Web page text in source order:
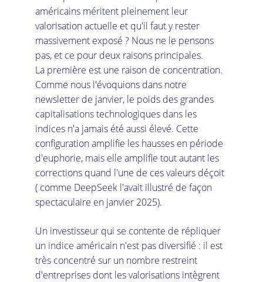
américains méritent pleinement leur
valorisation actuelle et qu'il faut y rester
massivement exposé ? Nous ne le pensons
pas, et ce pour deux raisons principales.
La première est une raison de concentration.
Comme nous l'évoquions dans notre
newsletter de janvier, le poids des grandes
capitalisations technologiques dans les
indices n'a jamais été aussi élevé. Cette
configuration amplifie les hausses en période
d'euphorie, mais elle amplifie tout autant les
corrections quand l'une de ces valeurs déçoit
( comme DeepSeek l'avait illustré de façon
spectaculaire en janvier 2025).
Un investisseur qui se contente de répliquer
un indice américain n'est pas diversifié : il est
très concentré sur un nombre restreint
d'entreprises dont les valorisations intègrent